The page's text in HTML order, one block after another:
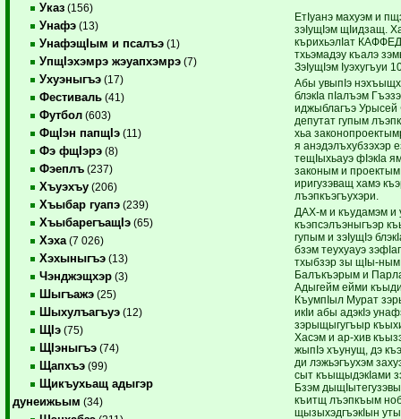
Указ (156)
Унафэ (13)
УнафэщIым и псалъэ (1)
УпщIэхэмрэ жэуапхэмрэ (7)
Ухуэныгъэ (17)
Фестиваль (41)
Футбол (603)
ФщIэн папщIэ (11)
Фэ фщIэрэ (8)
Фэеплъ (237)
Хъуэхъу (206)
Хъыбар гуапэ (239)
ХъыбарегъащIэ (65)
Хэха (7 026)
Хэхыныгъэ (13)
Чэнджэщхэр (3)
Шыгъажэ (25)
Шыхулъагъуэ (12)
ЩIэ (75)
ЩIэныгъэ (74)
Щапхъэ (99)
Щикъухьащ адыгэр
дунеижьым (34)
ЕтIуанэ махуэм и
зэIущIэм щIидзащ.
кърихьэлIат
тхьэмадэу къалэ
ЗэIущIэм Iуэхугъуи
Абы увыпIэ
блэкIа пIалъэм
иджыблагъэ
депутат гупым
хьа
я анэдэлъхубзэхэр
тещIыхьауэ фIэкIа
законым и
иригузэващ хамэ
лъэпкъэгъухэри.
ДАХ-м и къудамэм
къэпсэлъэныгъэр
гупым и зэIущIэ
бзэм теухуауэ
тхыбзэр зы щIы-ным
Балъкъэрым и
Адыгейм ейми
КъумпIыл Мурат
икIи абы адэкIэ
зэрыщыгугъыр
Хасэм и ар-хив
жыпIэ хъунущ, дэ
ди лэжьэгъухэм
сыт къыщыдэкIами
Бзэм
къитщ лъэпкъым
щызыхэдгъэкIын